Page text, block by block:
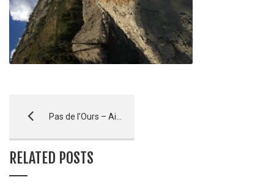
Pas de l’Ours – Aiguilles – AVANCEMENT
RELATED POSTS